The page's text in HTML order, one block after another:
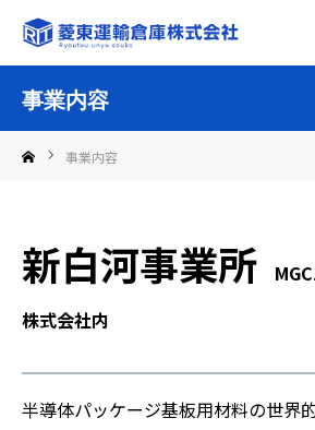
事業内容
事業内容
新白河事業所
株式会社内
半導体パッケージ基板用材料の世界